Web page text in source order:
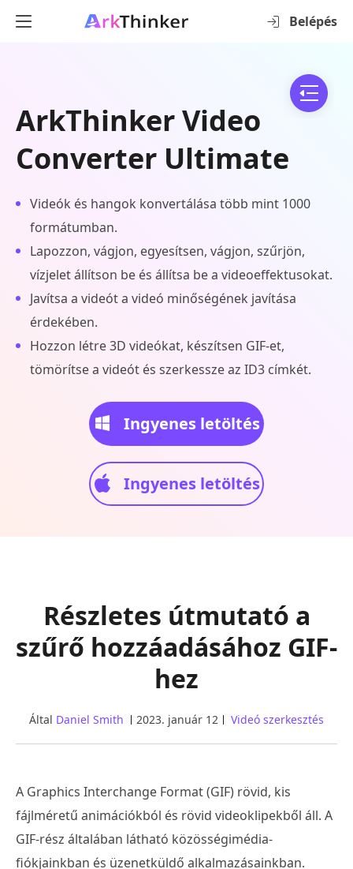
Belépés
ArkThinker Video
Converter Ultimate
Videók és hangok konvertálása több mint 1000
formátumban.
Lapozzon, vágjon, egyesítsen, vágjon, szűrjön,
vízjelet állítson be és állítsa be a videoeffektusokat.
Javítsa a videót a videó minőségének javítása
érdekében.
Hozzon létre 3D videókat, készítsen GIF-et,
tömörítse a videót és szerkessze az ID3 címkét.
Ingyenes letöltés
Ingyenes letöltés
Részletes útmutató a
szűrő hozzáadásához GIF-
hez
Által Daniel Smith 2023. január 12 Videó szerkesztés
A Graphics Interchange Format (GIF) rövid, kis
fájlméretű animációkból és rövid videoklipekből áll. A
GIF-rész általában látható közösségimédia-
fiókjainkban és üzenetküldő alkalmazásainkban.